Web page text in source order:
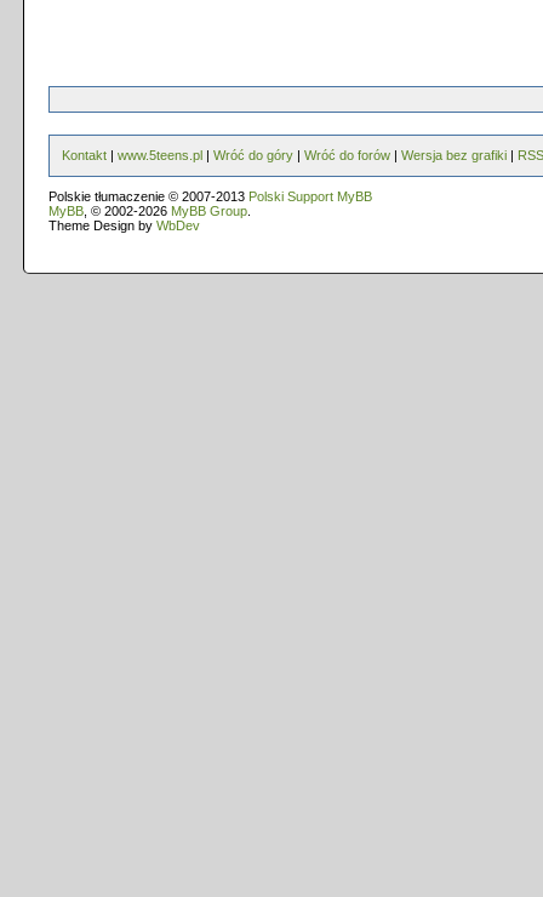
Kontakt | www.5teens.pl | Wróć do góry | Wróć do forów | Wersja bez grafiki | RSS
Polskie tłumaczenie © 2007-2013 Polski Support MyBB
MyBB , © 2002-2026 MyBB Group
Theme Design by WbDev